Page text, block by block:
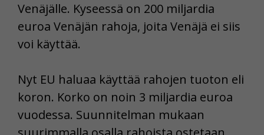
Venäjälle. Kyseessä on 200 miljardia
euroa Venäjän rahoja, joita Venäjä ei siis
voi käyttää.
Nyt EU haluaa käyttää rahojen tuoton eli
koron. Korko on noin 3 miljardia euroa
vuodessa. Suunnitelman mukaan